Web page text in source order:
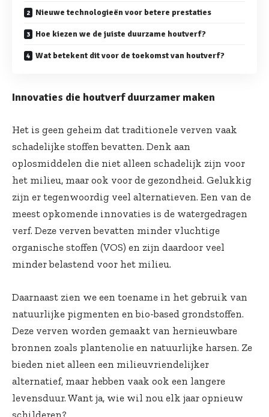
Nieuwe technologieën voor betere prestaties
Hoe kiezen we de juiste duurzame houtverf?
Wat betekent dit voor de toekomst van houtverf?
Innovaties die houtverf duurzamer maken
Het is geen geheim dat traditionele verven vaak
schadelijke stoffen bevatten. Denk aan
oplosmiddelen die niet alleen schadelijk zijn voor
het milieu, maar ook voor de gezondheid. Gelukkig
zijn er tegenwoordig veel alternatieven. Een van de
meest opkomende innovaties is de watergedragen
verf. Deze verven bevatten minder vluchtige
organische stoffen (VOS) en zijn daardoor veel
minder belastend voor het milieu.
Daarnaast zien we een toename in het gebruik van
natuurlijke pigmenten en bio-based grondstoffen.
Deze verven worden gemaakt van hernieuwbare
bronnen zoals plantenolie en natuurlijke harsen. Ze
bieden niet alleen een milieuvriendelijker
alternatief, maar hebben vaak ook een langere
levensduur. Want ja, wie wil nou elk jaar opnieuw